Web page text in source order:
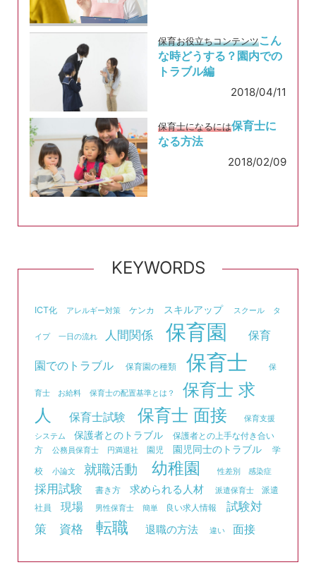
保育お役立ちコンテンツこん
な時どうする？園内での
トラブル編
2018/04/11
保育士になるには保育士に
なる方法
2018/02/09
KEYWORDS
ICT化 アレルギー対策 ケンカ スキルアップ スクール タ
イプ 一日の流れ 人間関係 保育園 保育
園でのトラブル 保育園の種類 保育士 保
育士 お給料 保育士の配置基準とは？
保育士 求
人
保育士試験 保育士 面接
保育支援
システム
保護者とのトラブル
保護者との上手な付き合い
方
公務員保育士 円満退社 園児 園児同士のトラブル
学
校
小論文 就職活動 幼稚園 性差別 感染症
採用試験 書き方 求められる人材 派遣保育士
派遣
社員
現場 男性保育士 簡単 良い求人情報
試験対
策
資格 転職 退職の方法 違い 面接